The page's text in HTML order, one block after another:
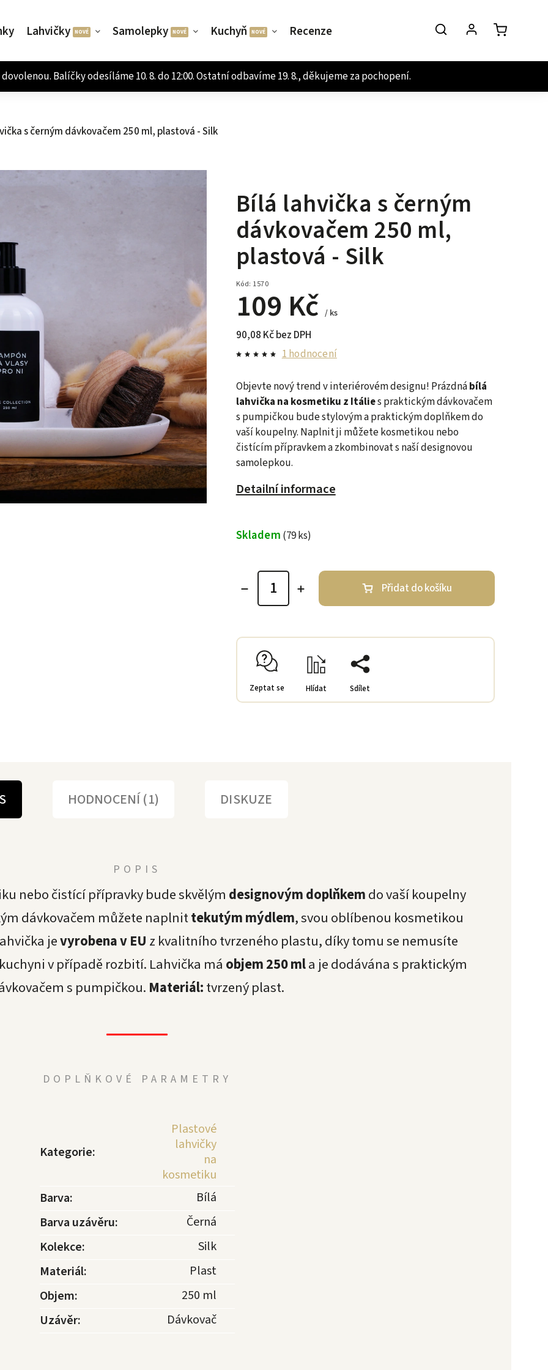
Lahvičky Samolepky Kuchyň Recenze
s černým dávkovačem 250 ml, plastová - Silk
Bílá lahvička s černým
dávkovačem 250 ml,
plastová - Silk
Kód: 1570
109 Kč / ks
90,08 Kč bez DPH
1 hodnocení
Objevte nový trend v interiérovém designu! Prázdnábílá
lahvička na kosmetiku z Itálies praktickým dávkovačem
s pumpičkou bude stylovým a praktickým doplňkem do
vaší koupelny. Naplnit ji můžete kosmetikou nebo
čistícím přípravkem a zkombinovat s naší designovou
samolepkou.
Detailní informace
Skladem (79 ks)
Přidat do košíku
Zeptat se Hlídat Sdílet
HODNOCENÍ (1) DISKUZE
POPIS
nebo čistící přípravky bude skvělým designovým doplňkemdo vaší koupelny
dávkovačem můžete naplnittekutým mýdlem, svou oblíbenou kosmetikou
jevyrobena v EU z kvalitního tvrzeného plastu, díky tomu se nemusíte
v případě rozbití. Lahvička má objem 250 mla je dodávána s praktickým
s pumpičkou. Materiál:tvrzený plast.
DOPLŇKOVÉ PARAMETRY
Kategorie:
Plastové
lahvičky
na
kosmetiku
Barva:
Bílá
Barva uzávěru:
Černá
Kolekce:
Silk
Materiál:
Plast
Objem:
250 ml
Uzávěr: Dávkovač